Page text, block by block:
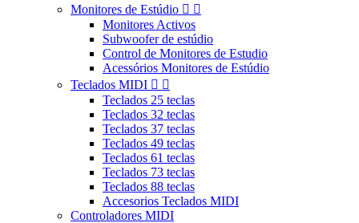
Monitores de Estúdio  
Monitores Activos
Subwoofer de estúdio
Control de Monitores de Estudio
Acessórios Monitores de Estúdio
Teclados MIDI  
Teclados 25 teclas
Teclados 32 teclas
Teclados 37 teclas
Teclados 49 teclas
Teclados 61 teclas
Teclados 73 teclas
Teclados 88 teclas
Accesorios Teclados MIDI
Controladores MIDI